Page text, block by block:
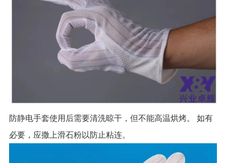
防静电手套使用后需要清洗晾干，但不能高温烘烤。 如有
必要，应撒上滑石粉以防止粘连。